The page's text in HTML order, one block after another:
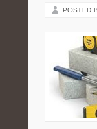
POSTED